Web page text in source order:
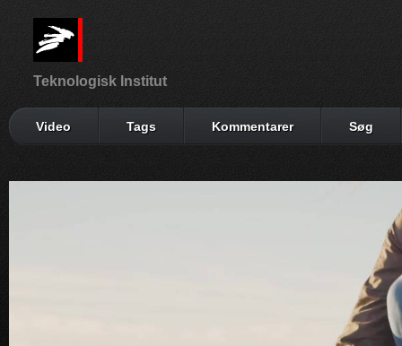
Teknologisk Institut
Video Tags Kommentarer Søg